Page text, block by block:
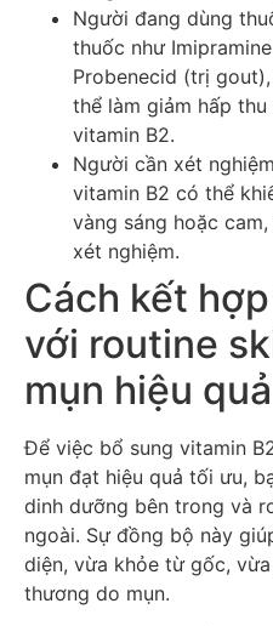
Người đang dùng
thuốc như
Probenecid (trị
thể làm giảm hấp
vitamin B2.
Người cần xét
vitamin B2 có thể
vàng sáng hoặc
xét nghiệm.
Cách kết
với routine
mụn hiệu quả
Để việc bổ sung vitamin
mụn đạt hiệu quả tối ưu,
dinh dưỡng bên trong và
ngoài. Sự đồng bộ này
diện, vừa khỏe từ gốc,
thương do mụn.